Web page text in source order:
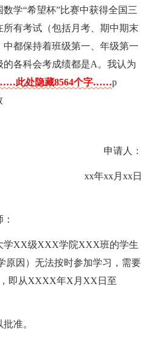
学“希望杯”比赛中获得全国三
有考试（包括月考、期中期末
都保持着班级第一、年级第一
各科会考成绩都是A。我认为
此处隐藏8564个字……p
申请人：
xx年xx月xx日
学XX级XXX学院XXX班的学生
原因）无法按时参加学习，需要
即从XXXX年X月XX日至
准。